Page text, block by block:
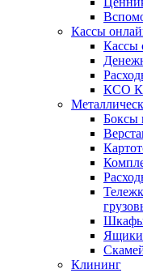
Кассы
Кассы
КСО
Боксы
Шкафы
Ящики
Клининг